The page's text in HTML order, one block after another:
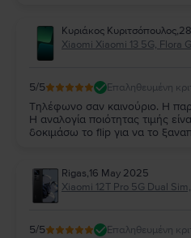
Κυριάκος Κυριτσόπουλος,
Xiaomi Xiaomi 13 5G, Flora
5/5 Επαληθευμένη
Τηλέφωνο σαν καινούριο. Η
Η αναλογία ποιότητας τιμής
δοκιμάσω το flip για να το
Rigas,16 May 2025
Xiaomi 12T Pro 5G Dual
5/5 Επαληθευμένη